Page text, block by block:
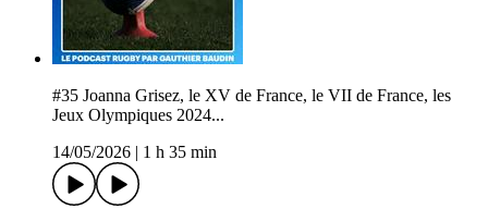
#35 Joanna Grisez, le XV de France, le VII de France, les
Jeux Olympiques 2024...
14/05/2026
1 h 35 min